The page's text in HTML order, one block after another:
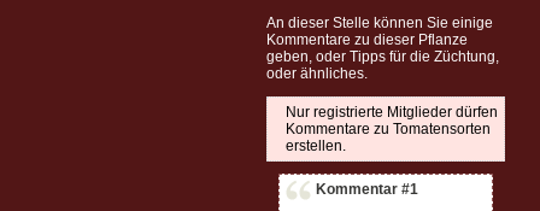
An dieser Stelle können Sie einige
Kommentare zu dieser Pflanze
geben, oder Tipps für die Züchtung,
oder ähnliches.
Nur registrierte Mitglieder dürfen
Kommentare zu Tomatensorten
erstellen.
Kommentar #1